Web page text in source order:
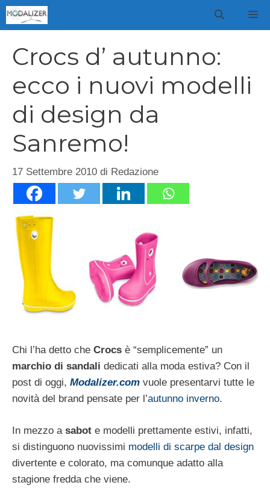
Vai
al
Crocs d’ autunno:
ecco i nuovi modelli
di design da
Sanremo!
17 Settembre 2010 di Redazione
Chi l’ha detto che Crocs è “semplicemente” un
marchio di sandali dedicati alla moda estiva? Con il
post di oggi, Modalizer.com vuole presentarvi tutte le
novità del brand pensate per l’autunno inverno.
In mezzo a sabot e modelli prettamente estivi, infatti,
si distinguono nuovissimi modelli di scarpe dal design
divertente e colorato, ma comunque adatto alla
stagione fredda che viene.